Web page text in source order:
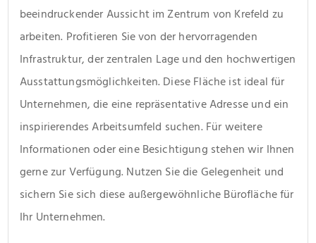
beeindruckender Aussicht im Zentrum von Krefeld zu
arbeiten. Profitieren Sie von der hervorragenden
Infrastruktur, der zentralen Lage und den hochwertigen
Ausstattungsmöglichkeiten. Diese Fläche ist ideal für
Unternehmen, die eine repräsentative Adresse und ein
inspirierendes Arbeitsumfeld suchen. Für weitere
Informationen oder eine Besichtigung stehen wir Ihnen
gerne zur Verfügung. Nutzen Sie die Gelegenheit und
sichern Sie sich diese außergewöhnliche Bürofläche für
Ihr Unternehmen.